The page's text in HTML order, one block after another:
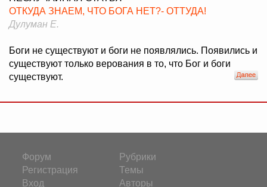
ОТКУДА ЗНАЕМ, ЧТО БОГА НЕТ?- ОТТУДА!
Дулуман Е.
Боги не существуют и боги не появлялись. Появились и
существуют только верования в то, что Бог и боги
существуют.
Форум
Регистрация
Вход
Рубрики
Темы
Авторы